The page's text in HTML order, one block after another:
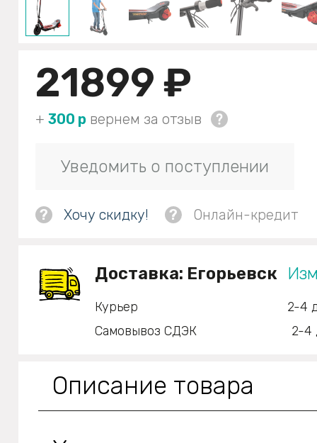
21899 ₽
+ 300 р вернем за отзыв
Уведомить о поступлении
? Хочу скидку! ? Онлайн-кредит
Доставка: Егорьевск
Курьер
2-4
Самовывоз СДЭК
2-4
Описание товара